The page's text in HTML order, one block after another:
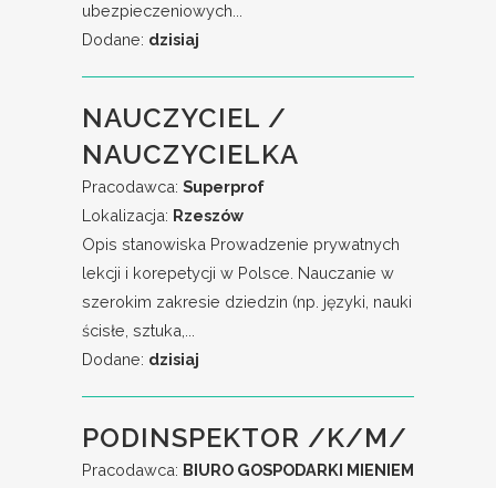
ubezpieczeniowych...
Dodane: dzisiaj
NAUCZYCIEL /
NAUCZYCIELKA
Pracodawca: Superprof
Lokalizacja: Rzeszów
Opis stanowiska Prowadzenie prywatnych
lekcji i korepetycji w Polsce. Nauczanie w
szerokim zakresie dziedzin (np. języki, nauki
ścisłe, sztuka,...
Dodane: dzisiaj
PODINSPEKTOR /K/M/
Pracodawca: BIURO GOSPODARKI MIENIEM